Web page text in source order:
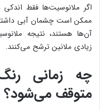
اگر ملانوسیت‌ها فقط اندکی
ممکن است چشمان آبی
آن‌ها هستند، نتیجه
زیادی ملانین ترشح می‌کنند.
چه زمانی
متوقف ‌می‌شود؟